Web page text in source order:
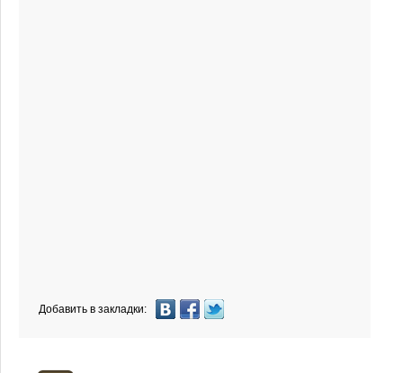
Добавить в закладки: